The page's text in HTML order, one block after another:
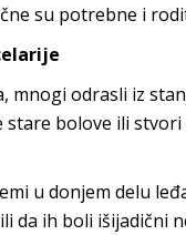
su potrebne i
mnogi odrasli iz
bolove ili
u donjem delu
da ih boli išijadični